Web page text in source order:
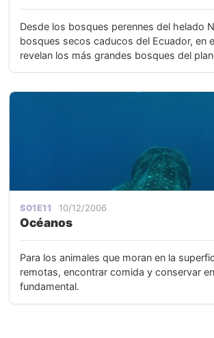
Desde los bosques perennes del helado
bosques secos caducos del Ecuador, en
revelan los más grandes bosques del
S01E11 10/12/2006
Océanos
Para los animales que moran en la
remotas, encontrar comida y conservar
fundamental.